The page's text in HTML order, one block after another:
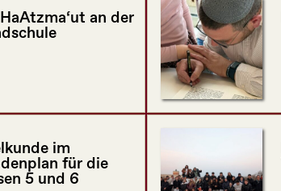
an der
im
für die
5 und 6